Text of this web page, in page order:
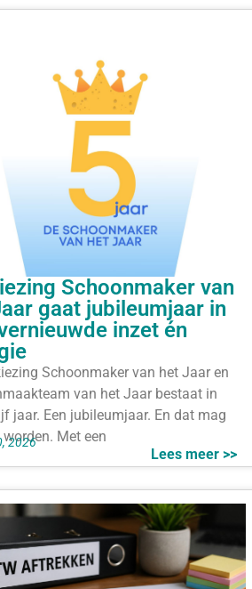
Schoonmaker van
gaat jubileumjaar in
inzet én
Schoonmaker van het Jaar en
van het Jaar bestaat in
jaar. Een jubileumjaar. En dat mag
Met een
Lees meer >>
2026